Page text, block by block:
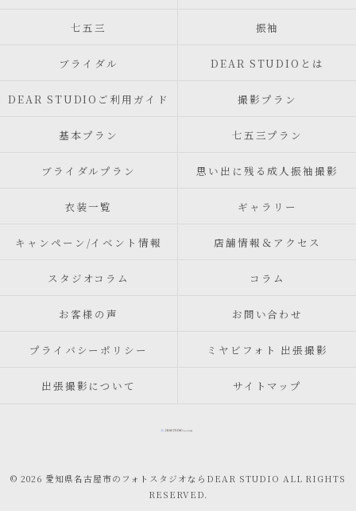
七五三 振袖
ブライダル DEAR STUDIOとは
DEAR STUDIOご利用ガイド 撮影プラン
基本プラン 七五三プラン
ブライダルプラン 思い出に残る成人振袖撮影
衣装一覧 ギャラリー
キャンペーン/イベント情報 店舗情報＆アクセス
スタジオコラム コラム
お客様の声 お問い合わせ
プライバシーポリシー ミヤビフォト 出張撮影
出張撮影について サイトマップ
© 2026 愛知県名古屋市のフォトスタジオならDEAR STUDIO ALL RIGHTS
RESERVED.